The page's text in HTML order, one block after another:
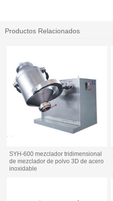
Productos Relacionados
SYH-600 mezclador tridimensional
de mezclador de polvo 3D de acero
inoxidable